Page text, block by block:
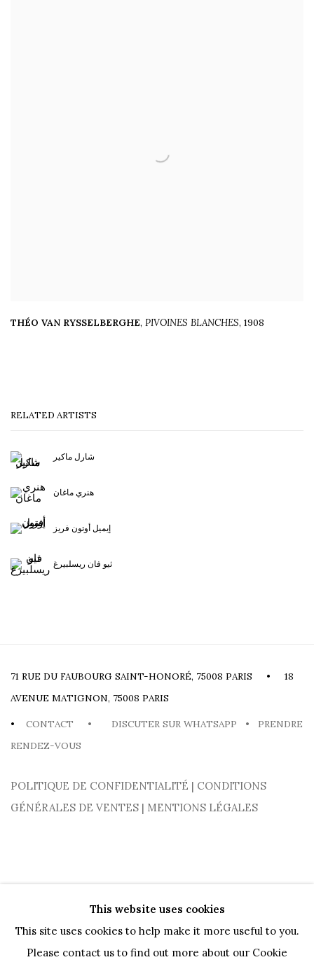
THÉO VAN RYSSELBERGHE, PIVOINES BLANCHES, 1908
RELATED ARTISTS
شارل ماكير
هنري ماغان
إيميل أوتون فريز
ثيو فان ريسلبيرغ
71 RUE DU FAUBOURG SAINT-HONORÉ, 75008 PARIS • 18
AVENUE MATIGNON, 75008 PARIS
• CONTACT • DISCUTER SUR WHATSAPP •
PRENDRE
RENDEZ-VOUS
POLITIQUE DE CONFIDENTIALITÉ | CONDITIONS
GÉNÉRALES DE VENTES | MENTIONS LÉGALES
PRIVACY POLICY COOKIE POLICY MANAGE COOKIES
This website uses cookies
This site uses cookies to help make it more useful to you.
Please contact us to find out more about our Cookie